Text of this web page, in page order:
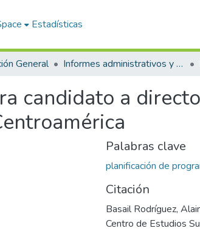
Estadísticas
General Informes administrativos y de gestión
candidato a
Palabras clave
planificación de
Citación
Basail Rodríguez,
Centro de Estudios